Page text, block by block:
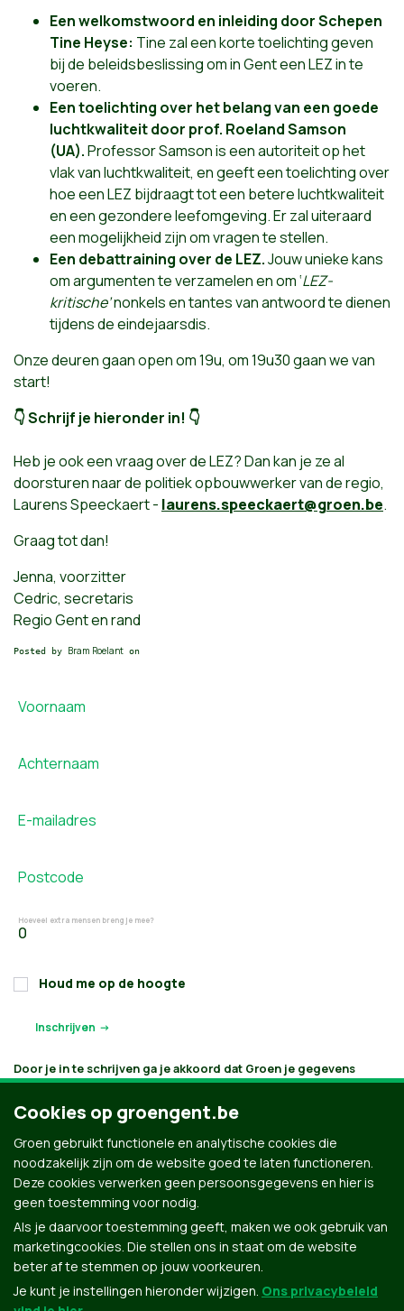
Een welkomstwoord en inleiding door Schepen
Tine Heyse: Tine zal een korte toelichting geven
bij de beleidsbeslissing om in Gent een LEZ in te
voeren.
Een toelichting over het belang van een goede
luchtkwaliteit door prof. Roeland Samson
(UA).Professor Samson is een autoriteit op het
vlak van luchtkwaliteit, en geeft een toelichting over
hoe een LEZ bijdraagt tot een betere luchtkwaliteit
en een gezondere leefomgeving. Er zal uiteraard
een mogelijkheid zijn om vragen te stellen.
Een debattraining over de LEZ.Jouw unieke kans
om argumenten te verzamelen en om ‘LEZ-
kritische’nonkels en tantes van antwoord te dienen
tijdens de eindejaarsdis.
Onze deuren gaan open om 19u, om 19u30 gaan we van
start!
👇Schrijf je hieronder in! 👇
Heb je ook een vraag over de LEZ? Dan kan je ze al
doorsturen naar de politiek opbouwwerker van de regio,
Laurens Speeckaert - laurens.speeckaert@groen.be.
Graag tot dan!
Jenna, voorzitter
Cedric, secretaris
Regio Gent en rand
Posted by Bram Roelant on
Voornaam
Achternaam
E-mailadres
Postcode
Hoeveel extra mensen breng je mee?
Houd me op de hoogte
Door je in te schrijven ga je akkoord dat Groen je gegevens
verwerkt en bijhoudt volgenshaar privacybeleid. Als je aanvinkt
dat je e-mails wilt ontvangen, houden we je op de hoogte
volgens je interesses. Je kan je gegevens opvragen, laten
verbeteren of laten verwijderen.
Cookies op groengent.be
Groen gebruikt functionele en analytische cookies die
noodzakelijk zijn om de website goed te laten functioneren.
Deze cookies verwerken geen persoonsgegevens en hier is
geen toestemming voor nodig.
Als je daarvoor toestemming geeft, maken we ook gebruik van
marketingcookies. Die stellen ons in staat om de website
beter af te stemmen op jouw voorkeuren.
Je kunt je instellingen hieronder wijzigen. Ons privacybeleid